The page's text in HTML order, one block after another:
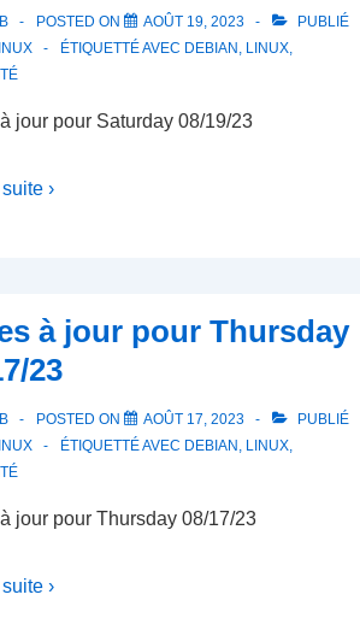
POSTED ON AOÛT 19, 2023
PUBLIÉ
ÉTIQUETTÉ AVEC DEBIAN , LINUX,
jour pour Saturday 08/19/23
›
à jour pour Thursday
23
POSTED ON AOÛT 17, 2023
PUBLIÉ
ÉTIQUETTÉ AVEC DEBIAN , LINUX,
jour pour Thursday 08/17/23
›